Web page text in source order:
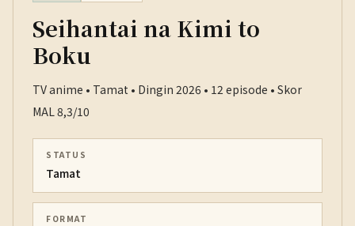
Seihantai na Kimi to
Boku
TV anime • Tamat • Dingin 2026 • 12 episode • Skor
MAL 8,3/10
STATUS
Tamat
FORMAT